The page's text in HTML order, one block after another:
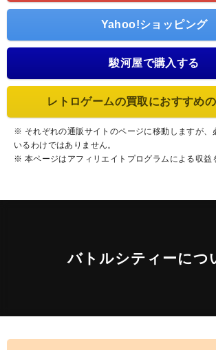
Yahoo!ショッピング
駿河屋で購入する
レトロゲームの買取におすすめ
※ それぞれの通販サイトのページに移動しますが、
いるわけではありません。
※ 本ページはアフィリエイトプログラムによる収益
バトルシティーにつ